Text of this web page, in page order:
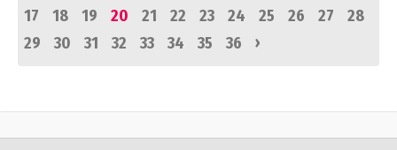
17
18 19 20 21 22 23 24 25 26 27
28
29
30 31 32 33 34 35 36 ›